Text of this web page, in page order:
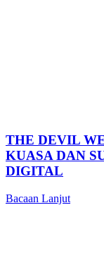
THE DEVIL
KUASA DAN
DIGITAL
Bacaan Lanjut